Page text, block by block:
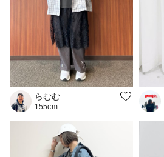
らむむ
155cm